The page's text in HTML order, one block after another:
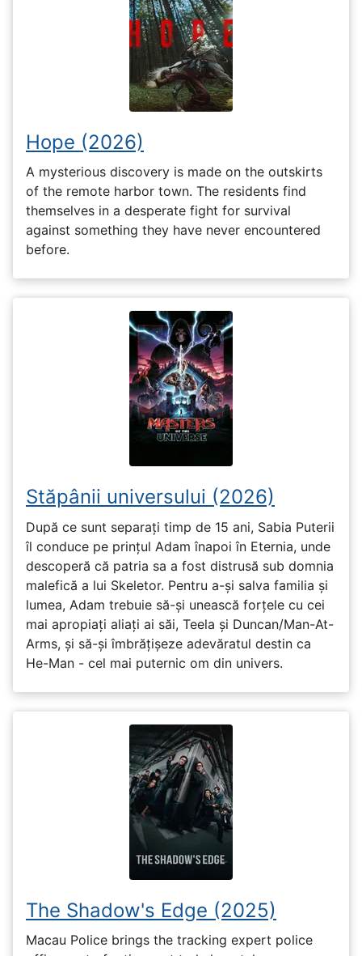
Hope (2026)
A mysterious discovery is made on the outskirts
of the remote harbor town. The residents find
themselves in a desperate fight for survival
against something they have never encountered
before.
Stăpânii universului (2026)
După ce sunt separați timp de 15 ani, Sabia Puterii
îl conduce pe prințul Adam înapoi în Eternia, unde
descoperă că patria sa a fost distrusă sub domnia
malefică a lui Skeletor. Pentru a-și salva familia și
lumea, Adam trebuie să-și unească forțele cu cei
mai apropiați aliați ai săi, Teela și Duncan/Man-At-
Arms, și să-și îmbrățișeze adevăratul destin ca
He-Man - cel mai puternic om din univers.
The Shadow's Edge (2025)
Macau Police brings the tracking expert police